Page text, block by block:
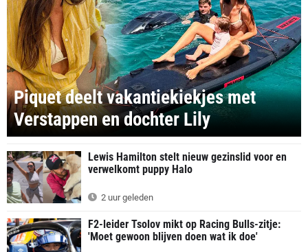
Piquet deelt vakantiekiekjes met
Verstappen en dochter Lily
Lewis Hamilton stelt nieuw gezinslid voor en
verwelkomt puppy Halo
2 uur geleden
F2-leider Tsolov mikt op Racing Bulls-zitje:
'Moet gewoon blijven doen wat ik doe'